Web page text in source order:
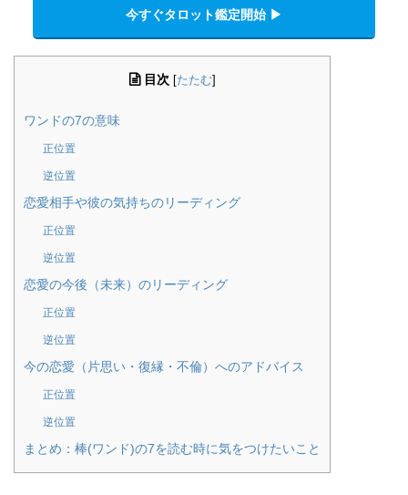
今すぐタロット鑑定開始 ▶︎
目次 たたむ
ワンドの7の意味
正位置
逆位置
恋愛相手や彼の気持ちのリーディング
正位置
逆位置
恋愛の今後（未来）のリーディング
正位置
逆位置
今の恋愛（片思い・復縁・不倫）へのアドバイス
正位置
逆位置
まとめ：棒(ワンド)の7を読む時に気をつけたいこと